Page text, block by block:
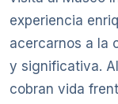
experiencia
acercarnos a la
y significativa.
cobran vida